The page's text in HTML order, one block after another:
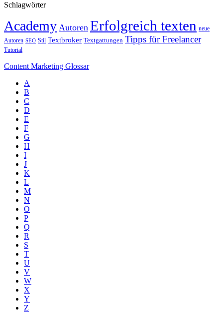
Schlagwörter
Academy Autoren Erfolgreich texten neue
Autoren SEO Stil Textbroker Textgattungen Tipps für Freelancer
Tutorial
Content Marketing Glossar
A
B
C
D
E
F
G
H
I
J
K
L
M
N
O
P
Q
R
S
T
U
V
W
X
Y
Z